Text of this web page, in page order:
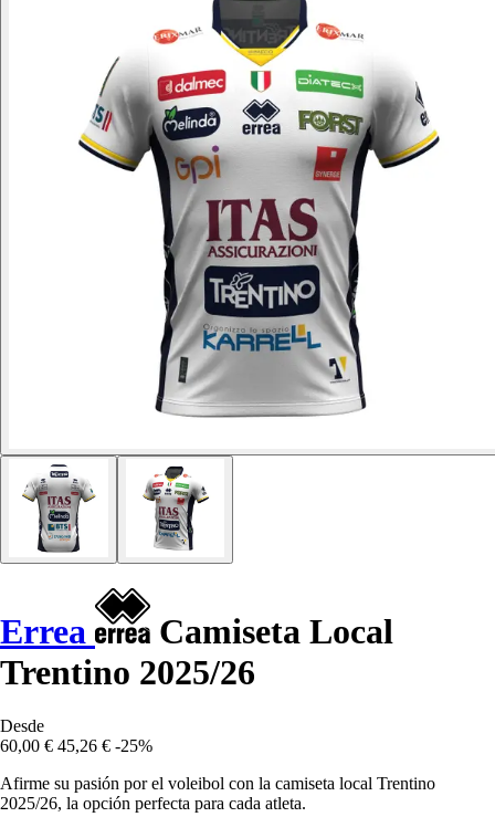
Errea
Camiseta Local
Trentino 2025/26
Desde
60,00 € 45,26 € -25%
Afirme su pasión por el voleibol con la camiseta local Trentino
2025/26, la opción perfecta para cada atleta.